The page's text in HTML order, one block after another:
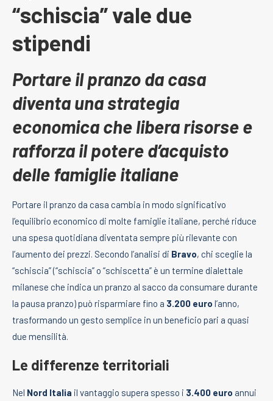
“schiscia” vale due
stipendi
Portare il pranzo da casa
diventa una strategia
economica che libera risorse e
rafforza il potere d’acquisto
delle famiglie italiane
Portare il pranzo da casa cambia in modo significativo
l’equilibrio economico di molte famiglie italiane, perché riduce
una spesa quotidiana diventata sempre più rilevante con
l’aumento dei prezzi. Secondo l’analisi di Bravo, chi sceglie la
“schiscia” (“schiscia” o “schiscetta” è un termine dialettale
milanese che indica un pranzo al sacco da consumare durante
la pausa pranzo) può risparmiare fino a 3.200 euro l’anno,
trasformando un gesto semplice in un beneficio pari a quasi
due mensilità.
Le differenze territoriali
Nel Nord Italia il vantaggio supera spesso i 3.400 euro annui